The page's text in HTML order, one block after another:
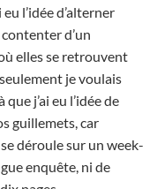
l’idée d’alterner
d’un
elles se retrouvent
je voulais
j’ai eu l’idée de
guillemets, car
se déroule sur un week-
enquête, ni de